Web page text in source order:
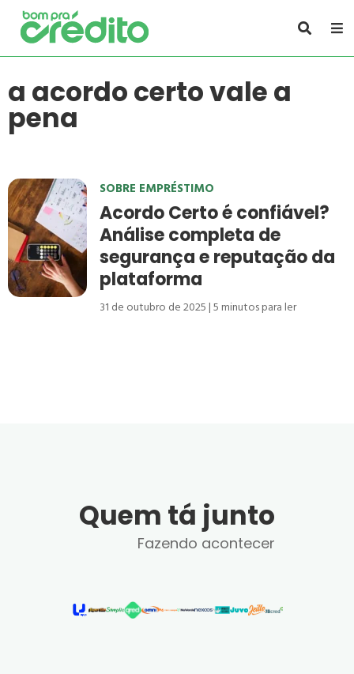
a acordo certo vale a
pena
SOBRE EMPRÉSTIMO
Acordo Certo é confiável?
Análise completa de
segurança e reputação da
plataforma
31 de outubro de 2025 5minutos para ler
Quem tá junto
Fazendo acontecer